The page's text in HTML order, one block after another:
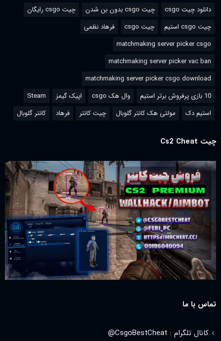
دانلود چیت csgo چیت csgo بدون بن شدن
چیت csgo رایگان
چیت csgo استیم
چیت csgo
فرهاد نظمی
matchmaking server picker csgo
matchmaking server picker vac ban
matchmaking server picker csgo download
10 بازی پرفروش برتر استیم
وال هک csgo اپیک گیمز
Steam
استیم دک
مولتی هک کانتر گلوبال چیت کانتر فرهاد کانتر گلوبال
چیت Cs2 Cheat
تماس با ما
کانال تلگرام : CsgoBestCheat@